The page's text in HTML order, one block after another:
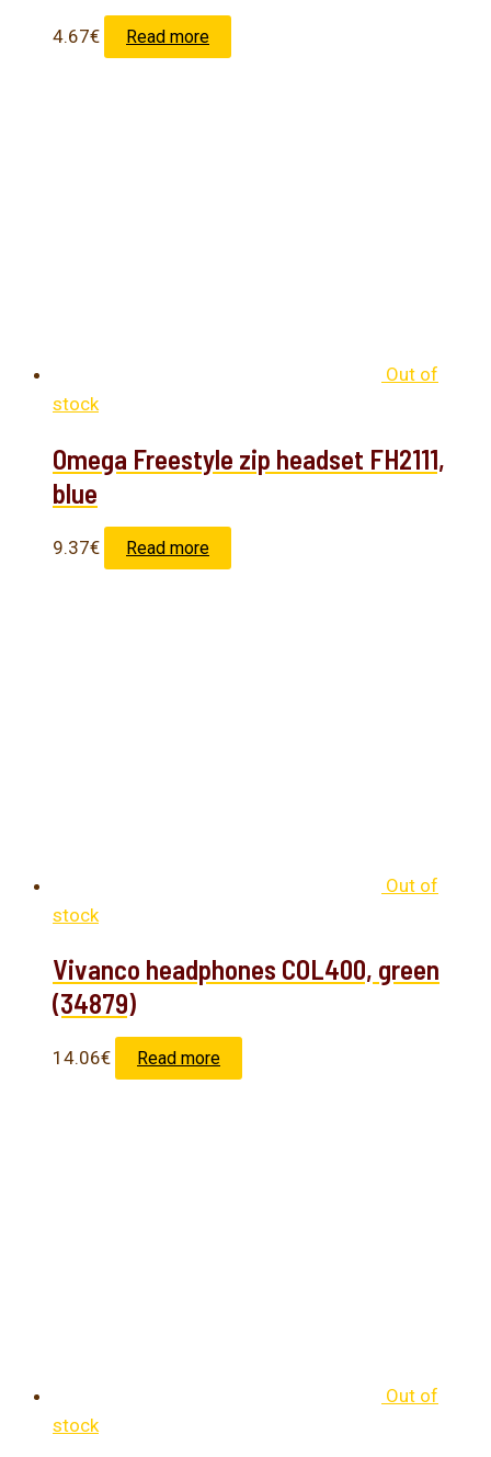
4.67€ Read more
Out of
stock
Omega Freestyle zip headset FH2111,
blue
9.37€ Read more
Out of
stock
Vivanco headphones COL400, green
(34879)
14.06€ Read more
Out of
stock